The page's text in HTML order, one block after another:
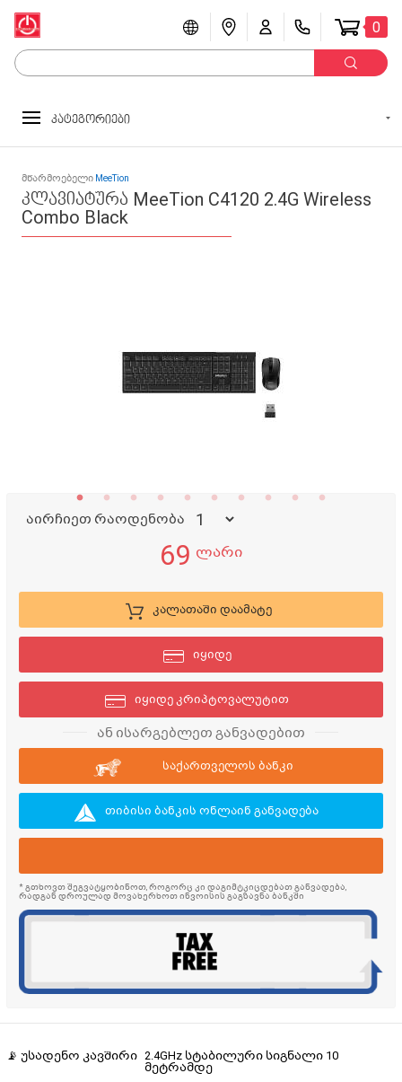
0
კატეგორიები
მწარმოებელი MeeTion
კლავიატურა MeeTion C4120 2.4G Wireless
Combo Black
აირჩიეთ რაოდენობა
69 ლარი
კალათაში დაამატე
იყიდე
იყიდე კრიპტოვალუტით
ან ისარგებლეთ განვადებით
საქართველოს ბანკი
თიბისი ბანკის ონლაინ განვადება
* გთხოვთ შეგვატყობინოთ, როგორც კი დაგიმტკიცდებათ განვადება,
რადგან დროულად მოვახერხოთ ინვოისის გაგზავნა ბანკში
📡 უსადენო კავშირი
2.4GHz სტაბილური სიგნალი 10
მეტრამდე